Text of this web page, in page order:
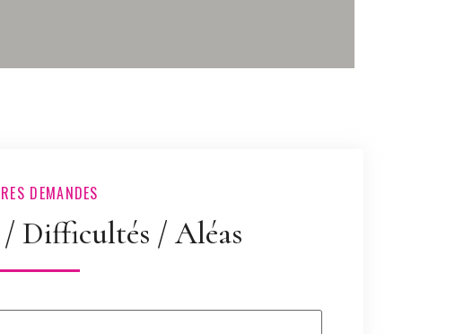
DEMANDES
Difficultés / Aléas